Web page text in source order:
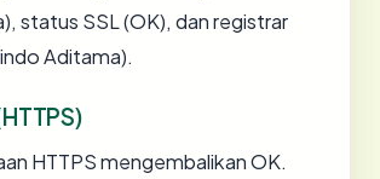
status SSL (OK), dan registrar
Aditama).
HTTPS mengembalikan OK.